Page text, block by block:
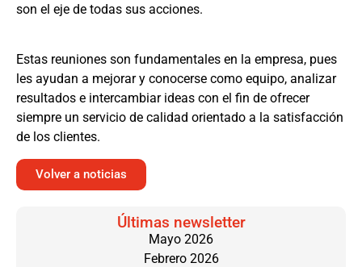
son el eje de todas sus acciones.
Estas reuniones son fundamentales en la empresa, pues
les ayudan a mejorar y conocerse como equipo, analizar
resultados e intercambiar ideas con el fin de ofrecer
siempre un servicio de calidad orientado a la satisfacción
de los clientes.
Volver a noticias
Últimas newsletter
Mayo 2026
Febrero 2026